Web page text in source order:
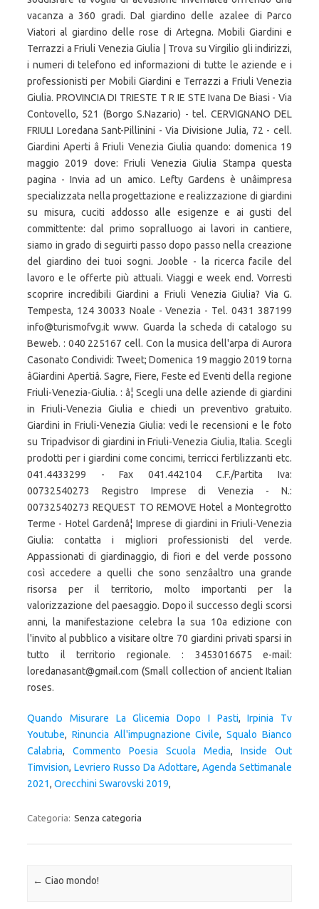
vacanza a 360 gradi. Dal giardino delle azalee di Parco
Viatori al giardino delle rose di Artegna. Mobili Giardini e
Terrazzi a Friuli Venezia Giulia | Trova su Virgilio gli indirizzi,
i numeri di telefono ed informazioni di tutte le aziende e i
professionisti per Mobili Giardini e Terrazzi a Friuli Venezia
Giulia. PROVINCIA DI TRIESTE T R IE STE Ivana De Biasi - Via
Contovello, 521 (Borgo S.Nazario) - tel. CERVIGNANO DEL
FRIULI Loredana Sant-Pillinini - Via Divisione Julia, 72 - cell.
Giardini Aperti â Friuli Venezia Giulia quando: domenica 19
maggio 2019 dove: Friuli Venezia Giulia Stampa questa
pagina - Invia ad un amico. Lefty Gardens è unâimpresa
specializzata nella progettazione e realizzazione di giardini
su misura, cuciti addosso alle esigenze e ai gusti del
committente: dal primo sopralluogo ai lavori in cantiere,
siamo in grado di seguirti passo dopo passo nella creazione
del giardino dei tuoi sogni. Jooble - la ricerca facile del
lavoro e le offerte più attuali. Viaggi e week end. Vorresti
scoprire incredibili Giardini a Friuli Venezia Giulia? Via G.
Tempesta, 124 30033 Noale - Venezia - Tel. 0431 387199
info@turismofvg.it www. Guarda la scheda di catalogo su
Beweb. : 040 225167 cell. Con la musica dell'arpa di Aurora
Casonato Condividi: Tweet; Domenica 19 maggio 2019 torna
âGiardini Apertiâ. Sagre, Fiere, Feste ed Eventi della regione
Friuli-Venezia-Giulia. : â¦ Scegli una delle aziende di giardini
in Friuli-Venezia Giulia e chiedi un preventivo gratuito.
Giardini in Friuli-Venezia Giulia: vedi le recensioni e le foto
su Tripadvisor di giardini in Friuli-Venezia Giulia, Italia. Scegli
prodotti per i giardini come concimi, terricci fertilizzanti etc.
041.4433299 - Fax 041.442104 C.F./Partita Iva:
00732540273 Registro Imprese di Venezia - N.:
00732540273 REQUEST TO REMOVE Hotel a Montegrotto
Terme - Hotel Gardenâ¦ Imprese di giardini in Friuli-Venezia
Giulia: contatta i migliori professionisti del verde.
Appassionati di giardinaggio, di fiori e del verde possono
così accedere a quelli che sono senzâaltro una grande
risorsa per il territorio, molto importanti per la
valorizzazione del paesaggio. Dopo il successo degli scorsi
anni, la manifestazione celebra la sua 10a edizione con
l'invito al pubblico a visitare oltre 70 giardini privati sparsi in
tutto il territorio regionale. : 3453016675 e-mail:
loredanasant@gmail.com (Small collection of ancient Italian
roses.
Quando Misurare La Glicemia Dopo I Pasti,Irpinia Tv
Youtube, Rinuncia All'impugnazione Civile,Squalo Bianco
Calabria, Commento Poesia Scuola Media, Inside Out
Timvision, Levriero Russo Da Adottare, Agenda Settimanale
2021, Orecchini Swarovski 2019,
Categoria: Senza categoria
Navigazione articolo
← Ciao mondo!